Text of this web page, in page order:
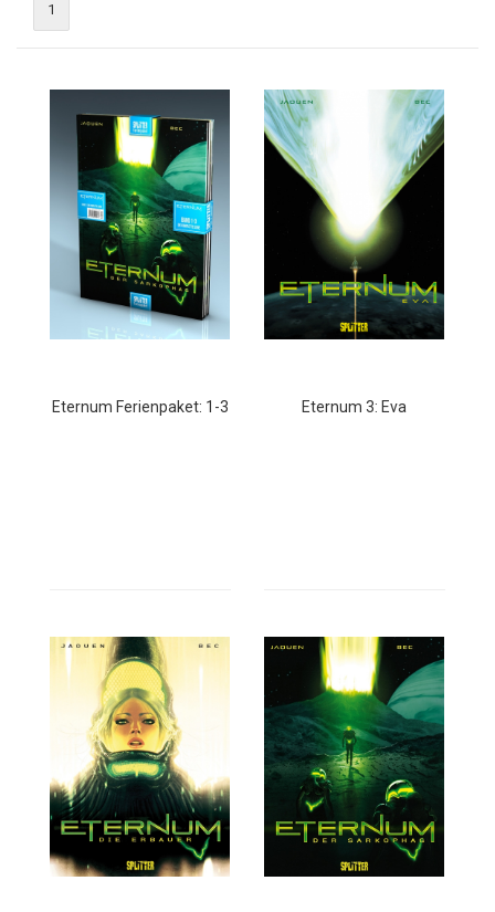
1
Eternum Ferienpaket: 1-3 Eternum 3: Eva